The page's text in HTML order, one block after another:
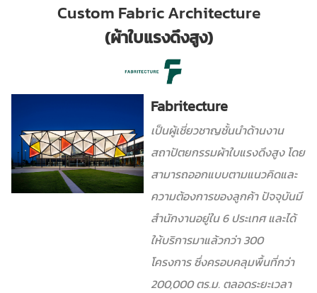
Custom Fabric Architecture
(ผ้าใบแรงดึงสูง)
Fabritecture
เป็นผู้เชี่ยวชาญชั้นนำด้านงาน
สถาปัตยกรรมผ้าใบแรงดึงสูง โดย
สามารถออกแบบตามแนวคิดและ
ความต้องการของลูกค้า ปัจจุบันมี
สำนักงานอยู่ใน 6 ประเทศ และได้
ให้บริการมาแล้วกว่า 300
โครงการ ซึ่งครอบคลุมพื้นที่กว่า
200,000 ตร.ม. ตลอดระยะเวลา